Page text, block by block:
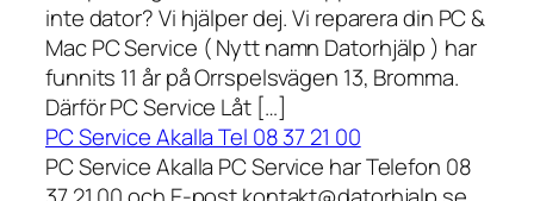
inte dator? Vi hjälper dej. Vi reparera din PC &
Mac PC Service ( Nytt namn Datorhjälp ) har
funnits 11 år på Orrspelsvägen 13, Bromma.
Därför PC Service Låt […]
PC Service Akalla Tel 08 37 21 00
PC Service Akalla PC Service har Telefon 08